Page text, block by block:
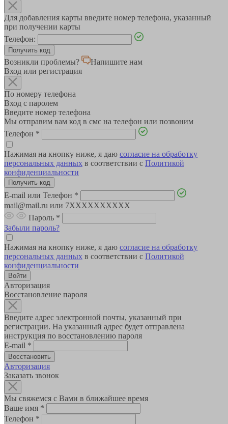
Для добавления карты введите номер телефона, указанный
при получении карты
Телефон:
Возникли проблемы?
Напишите нам
Вход или регистрация
По номеру телефона
Вход с паролем
Введите номер телефона
Мы отправим вам код в смс на телефон или позвоним
Телефон *
Нажимая на кнопку ниже, я даю согласие на обработку
персональных данных в соответствии с Политикой
конфиденциальности
E-mail или Телефон *
mail@mail.ru или 7XXXXXXXXXX
Пароль *
Забыли пароль?
Нажимая на кнопку ниже, я даю согласие на обработку
персональных данных в соответствии с Политикой
конфиденциальности
Авторизация
Восстановление пароля
Введите адрес электронной почты, указанный при
регистрации. На указанный адрес будет отправлена
инструкция по восстановлению пароля
E-mail *
Авторизация
Заказать звонок
Мы свяжемся с Вами в ближайшее время
Ваше имя *
Телефон *